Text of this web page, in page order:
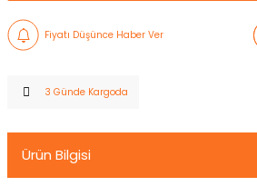
Fiyatı Düşünce Haber Ver
3 Günde Kargoda
Ürün Bilgisi